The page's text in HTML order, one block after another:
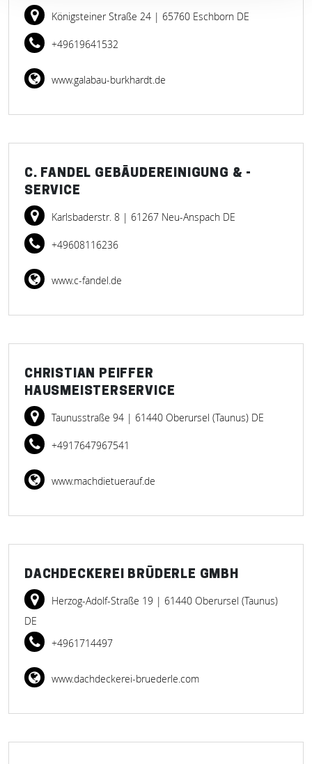
Königsteiner Straße 24 | 65760 Eschborn DE
+49619641532
www.galabau-burkhardt.de
C. FANDEL GEBÄUDEREINIGUNG & -
SERVICE
Karlsbaderstr. 8 | 61267 Neu-Anspach DE
+49608116236
www.c-fandel.de
CHRISTIAN PEIFFER
HAUSMEISTERSERVICE
Taunusstraße 94 | 61440 Oberursel (Taunus) DE
+4917647967541
www.machdietuerauf.de
DACHDECKEREI BRÜDERLE GMBH
Herzog-Adolf-Straße 19 | 61440 Oberursel (Taunus)
DE
+4961714497
www.dachdeckerei-bruederle.com